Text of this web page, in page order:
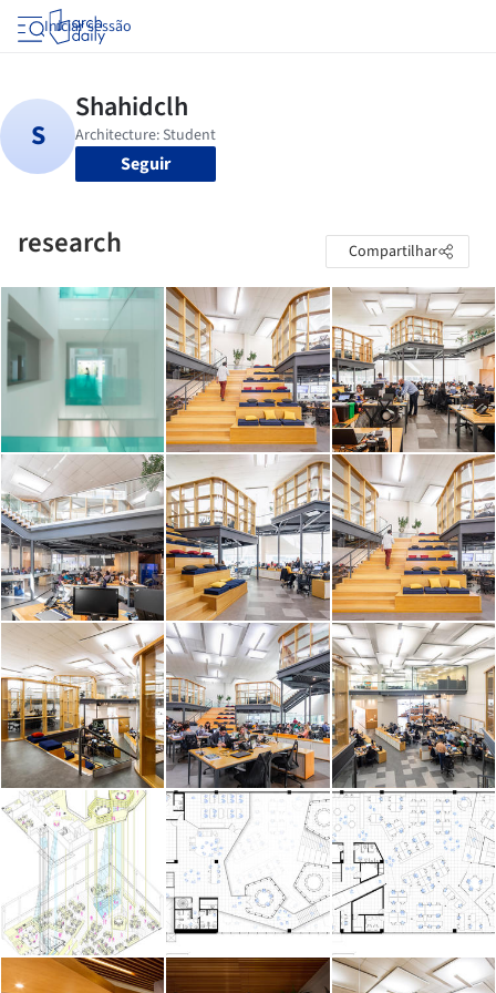
Iniciar sessão
Seguir
research Compartilhar